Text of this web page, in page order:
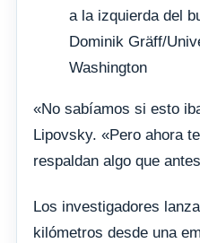
a la izquierda del
Dominik Gräff/
Washington
«No sabíamos si esto
Lipovsky. «Pero ahora
respaldan algo que
Los investigadores
kilómetros desde una